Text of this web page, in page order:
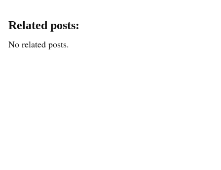
Related posts:
No related posts.